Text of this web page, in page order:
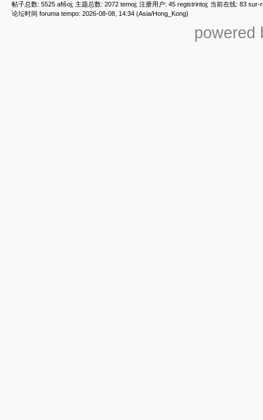
帖子总数: 5525 afiŝoj; 主题总数: 2072 temoj; 注册用户: 45 registrintoj; 当前在线: 83
论坛时间 foruma tempo: 2026-08-08, 14:34 (Asia/Hong_Kong)
powered